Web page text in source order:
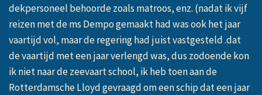
dekpersoneel behoorde zoals matroos, enz. (nadat ik vijf
reizen met de ms Dempo gemaakt had was ook het jaar
vaartijd vol, maar de regering had juist vastgesteld .dat
de vaartijd met een jaar verlengd was, dus zodoende kon
ik niet naar de zeevaart school, ik heb toen aan de
Rotterdamsche Lloyd gevraagd om een schip dat een jaar